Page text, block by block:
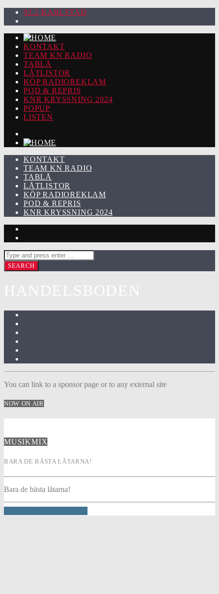
92.2 KARLSTAD
KONTAKT
TEAM KN RADIO
TABLÅ
LÅTLISTOR
KÖP RADIOREKLAM
POD & REPRIS
KNR KRYSSNING 2024
POPUP
LISTEN
KONTAKT
TEAM KN RADIO
TABLÅ
LÅTLISTOR
KÖP RADIOREKLAM
POD & REPRIS
KNR KRYSSNING 2024
You can link to a sponsor page or to any external site
NOW ON AIR
MUSIKMIX
BARA DE BÄSTA LÅTARNA!
Bara de bästa låtarna!